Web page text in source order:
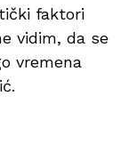
faktori
vidim, da se
vremena